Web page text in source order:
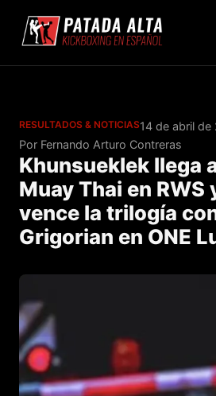
RESULTADOS & NOTICIAS14 de abril de
Por Fernando Arturo Contreras
Khunsueklek llega
Muay Thai en RWS
vence la trilogía
Grigorian en ONE